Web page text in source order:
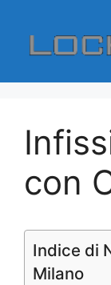
contenuto
con
Indice di
Milano